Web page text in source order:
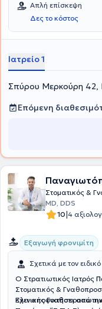
Απλή επίσκεψη
Δες το κόστος
Ιατρείο 1
Σπύρου Μερκούρη 42,
Επόμενη
Στοματικός &
MD, DDS
10|4
Εξαγωγή φρονιμίτη
Σχετικά με τον ειδικό
Ο Στρατιωτικός Ιατρός
Στοματικός &
Κλινικής
Έχει αποφοιτήσει από